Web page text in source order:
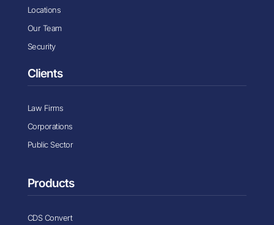
Locations
Our Team
Security
Clients
Law Firms
Corporations
Public Sector
Products
CDS Convert